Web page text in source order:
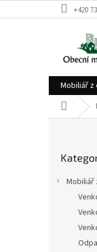
na
+420
Mobiliář
Domů
kategorie
Mobiliář